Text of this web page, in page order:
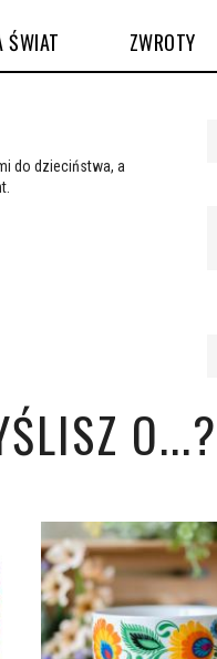
ŚWIAT ZWROTY
do dzieciństwa, a
O...?